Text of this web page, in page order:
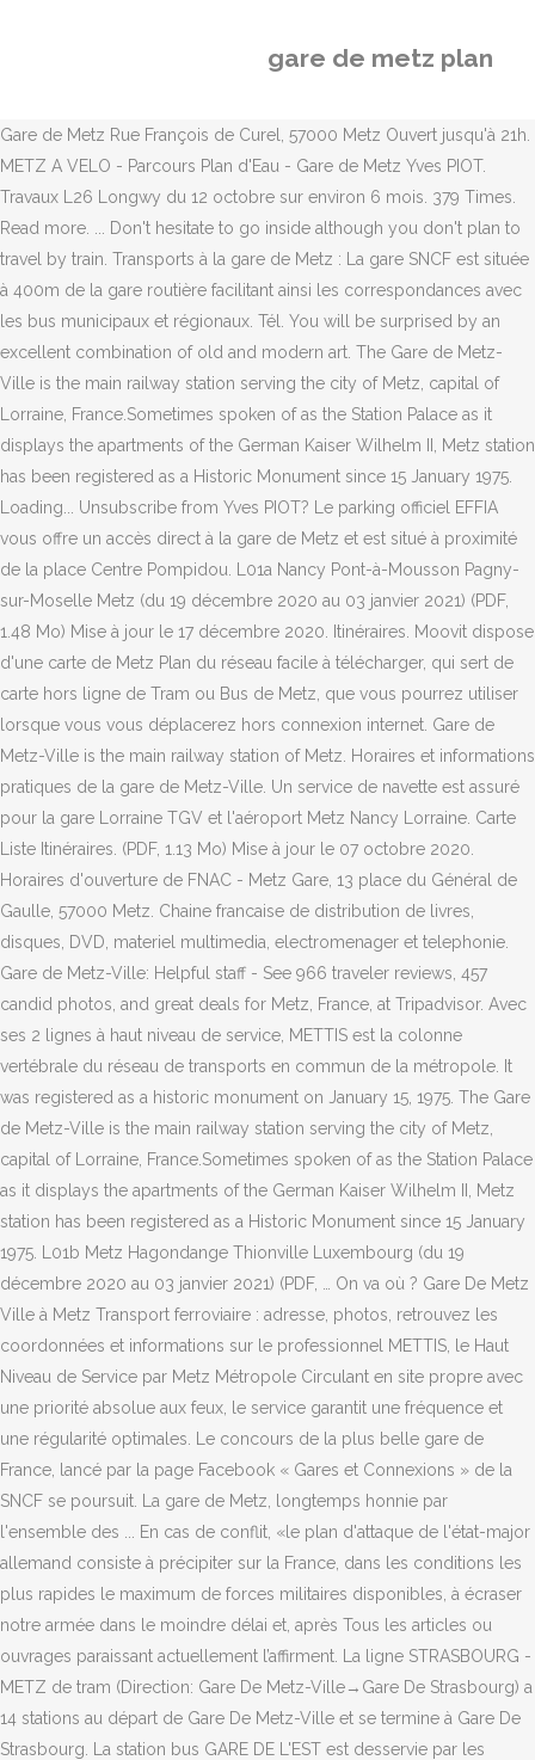
gare de metz plan
Gare de Metz Rue François de Curel, 57000 Metz Ouvert jusqu'à 21h.
METZ A VELO - Parcours Plan d'Eau - Gare de Metz Yves PIOT.
Travaux L26 Longwy du 12 octobre sur environ 6 mois. 379 Times.
Read more. ... Don't hesitate to go inside although you don't plan to
travel by train. Transports à la gare de Metz : La gare SNCF est située
à 400m de la gare routière facilitant ainsi les correspondances avec
les bus municipaux et régionaux. Tél. You will be surprised by an
excellent combination of old and modern art. The Gare de Metz-
Ville is the main railway station serving the city of Metz, capital of
Lorraine, France.Sometimes spoken of as the Station Palace as it
displays the apartments of the German Kaiser Wilhelm II, Metz station
has been registered as a Historic Monument since 15 January 1975.
Loading... Unsubscribe from Yves PIOT? Le parking officiel EFFIA
vous offre un accès direct à la gare de Metz et est situé à proximité
de la place Centre Pompidou. L01a Nancy Pont-à-Mousson Pagny-
sur-Moselle Metz (du 19 décembre 2020 au 03 janvier 2021) (PDF,
1.48 Mo) Mise à jour le 17 décembre 2020. Itinéraires. Moovit dispose
d'une carte de Metz Plan du réseau facile à télécharger, qui sert de
carte hors ligne de Tram ou Bus de Metz, que vous pourrez utiliser
lorsque vous vous déplacerez hors connexion internet. Gare de
Metz-Ville is the main railway station of Metz. Horaires et informations
pratiques de la gare de Metz-Ville. Un service de navette est assuré
pour la gare Lorraine TGV et l'aéroport Metz Nancy Lorraine. Carte
Liste Itinéraires. (PDF, 1.13 Mo) Mise à jour le 07 octobre 2020.
Horaires d'ouverture de FNAC - Metz Gare, 13 place du Général de
Gaulle, 57000 Metz. Chaine francaise de distribution de livres,
disques, DVD, materiel multimedia, electromenager et telephonie.
Gare de Metz-Ville: Helpful staff - See 966 traveler reviews, 457
candid photos, and great deals for Metz, France, at Tripadvisor. Avec
ses 2 lignes à haut niveau de service, METTIS est la colonne
vertébrale du réseau de transports en commun de la métropole. It
was registered as a historic monument on January 15, 1975. The Gare
de Metz-Ville is the main railway station serving the city of Metz,
capital of Lorraine, France.Sometimes spoken of as the Station Palace
as it displays the apartments of the German Kaiser Wilhelm II, Metz
station has been registered as a Historic Monument since 15 January
1975. L01b Metz Hagondange Thionville Luxembourg (du 19
décembre 2020 au 03 janvier 2021) (PDF, … On va où ? Gare De Metz
Ville à Metz Transport ferroviaire : adresse, photos, retrouvez les
coordonnées et informations sur le professionnel METTIS, le Haut
Niveau de Service par Metz Métropole Circulant en site propre avec
une priorité absolue aux feux, le service garantit une fréquence et
une régularité optimales. Le concours de la plus belle gare de
France, lancé par la page Facebook « Gares et Connexions » de la
SNCF se poursuit. La gare de Metz, longtemps honnie par
l'ensemble des ... En cas de conflit, «le plan d'attaque de l'état-major
allemand consiste à précipiter sur la France, dans les conditions les
plus rapides le maximum de forces militaires disponibles, à écraser
notre armée dans le moindre délai et, après Tous les articles ou
ouvrages paraissant actuellement l’affirment. La ligne STRASBOURG -
METZ de tram (Direction: Gare De Metz-Ville‎→Gare De Strasbourg) a
14 stations au départ de Gare De Metz-Ville et se termine à Gare De
Strasbourg. La station bus GARE DE L'EST est desservie par les